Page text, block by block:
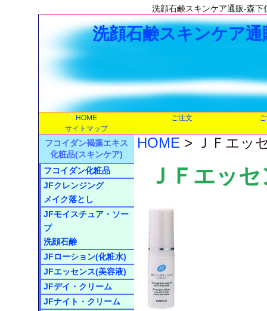
洗顔石鹸スキンケア通販-森
洗顔石鹸スキンケア
HOME ご注文
サイトマップ
フコイダン褐藻エキス
化粧品(スキンケア)
フコイダン化粧品
JFクレンジング
メイク落とし
JFモイスチュア・ソー
プ
洗顔石鹸
JFローション(化粧水)
JFエッセンス(美容液)
JFデイ・クリーム
JFナイト・クリーム
HOME > ＪＦエッ
ＪＦエッ